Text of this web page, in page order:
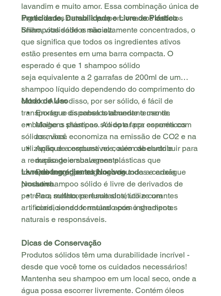
lavandim e muito amor. Essa combinação única de
ingredientes naturais proporciona aos cabelos
brilho, vitalidade e maciez.
Praticidade, Durabilidade e Livre de Plástico
Shampoos sólidos são altamente concentrados, o
que significa que todos os ingredientes ativos
estão presentes em uma barra compacta. O
esperado é que 1 shampoo sólido
seja equivalente a 2 garrafas de 200ml de um
shampoo líquido dependendo do comprimento do
cabelo. Além disso, por ser sólido, é fácil de
transportar e dispensa totalmente o uso de
embalagens plásticas. Ao optar por cosméticos
sólidos, você economiza na emissão de CO2 e na
utilização de combustíveis, além de contribuir para
a redução de embalagens plásticas que
transportam água ao longo de toda a cadeia
produtiva.
Modo de Uso
Enxágue os cabelos abundantemente.
Molhe o shampoo sólido e faça espuma com
as mãos.
Aplique a espuma no couro cabeludo e
massageie suavemente.
Deixe agir por alguns segundos e enxágue
bem.
Para melhores resultados, utilize um
condicionador natural após o shampoo.
Livre de Ingredientes Nocivos
Nosso shampoo sólido é livre de derivados de
petróleo, sulfato, perfume sintético e corantes
artificiais, sendo formulado com ingredientes
naturais e responsáveis.
Dicas de Conservação
Produtos sólidos têm uma durabilidade incrível -
desde que você tome os cuidados necessários!
Mantenha seu shampoo em um local seco, onde a
água possa escorrer livremente. Contém óleos